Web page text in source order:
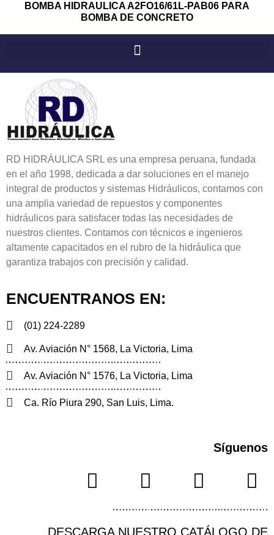
BOMBA HIDRAULICA A2FO16/61L-PAB06 PARA
BOMBA DE CONCRETO
RD HIDRÁULICA SRL es una empresa peruana, fundada
en el año 1998, dedicada a dar soluciones en el manejo
integral de productos y sistemas Hidráulicos, contamos con
una amplia variedad de repuestos y componentes
hidráulicos para satisfacer todas las necesidades de
nuestros clientes. Contamos con técnicos e ingenieros
altamente capacitados en el rubro de la hidráulica que
garantiza trabajos con precisión y calidad.
ENCUENTRANOS EN:
(01) 224-2289
Av. Aviación N° 1568, La Victoria, Lima
Av. Aviación N° 1576, La Victoria, Lima
Ca. Río Piura 290, San Luis, Lima.
Síguenos
DESCARGA NUESTRO CATÁLOGO DE